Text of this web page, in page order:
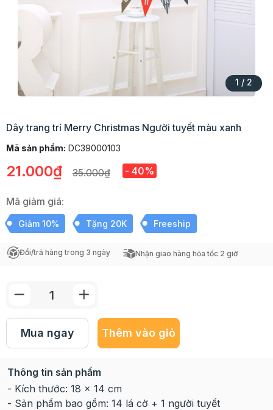
1 / 2
Dây trang trí Merry Christmas Người tuyết màu xanh
Mã sản phẩm: DC39000103
21.000₫ 35.000₫ - 40%
Mã giảm giá:
Giảm 10% Tặng 20K Freeship
Đổi/trả hàng trong 3 ngày Nhận giao hàng hỏa tốc 2 giờ
Mua ngay Thêm vào giỏ
Thông tin sản phẩm
- Kích thước: 18 x 14 cm
- Sản phẩm bao gồm: 14 lá cờ + 1 người tuyết